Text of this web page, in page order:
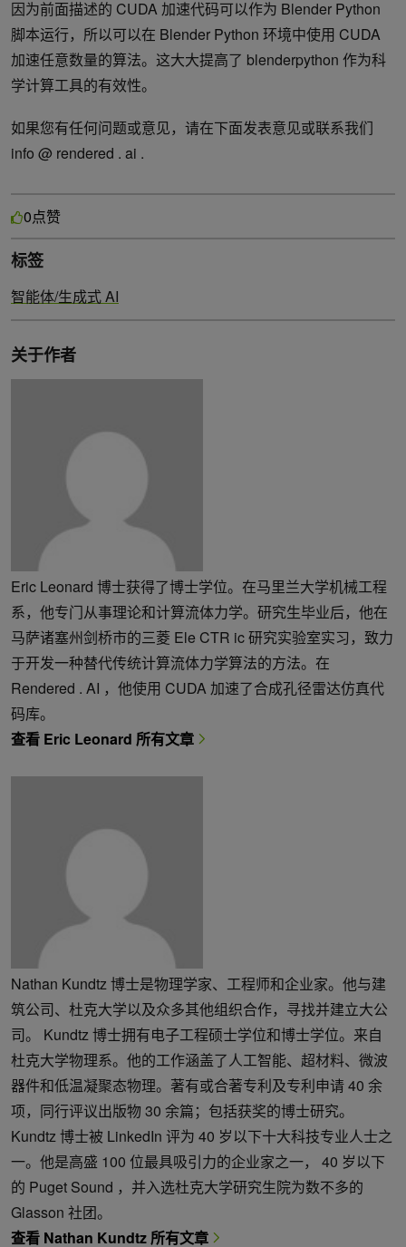
因为前面描述的 CUDA 加速代码可以作为 Blender Python
脚本运行，所以可以在 Blender Python 环境中使用 CUDA
加速任意数量的算法。这大大提高了 blenderpython 作为科
学计算工具的有效性。
如果您有任何问题或意见，请在下面发表意见或联系我们
info @ rendered . ai .
0点赞
标签
智能体/生成式 AI
关于作者
Eric Leonard 博士获得了博士学位。在马里兰大学机械工程
系，他专门从事理论和计算流体力学。研究生毕业后，他在
马萨诸塞州剑桥市的三菱 Ele CTR ic 研究实验室实习，致力
于开发一种替代传统计算流体力学算法的方法。在
Rendered . AI ，他使用 CUDA 加速了合成孔径雷达仿真代
码库。
查看 Eric Leonard 所有文章
Nathan Kundtz 博士是物理学家、工程师和企业家。他与建
筑公司、杜克大学以及众多其他组织合作，寻找并建立大公
司。 Kundtz 博士拥有电子工程硕士学位和博士学位。来自
杜克大学物理系。他的工作涵盖了人工智能、超材料、微波
器件和低温凝聚态物理。著有或合著专利及专利申请 40 余
项，同行评议出版物 30 余篇；包括获奖的博士研究。
Kundtz 博士被 LinkedIn 评为 40 岁以下十大科技专业人士之
一。他是高盛 100 位最具吸引力的企业家之一， 40 岁以下
的 Puget Sound ，并入选杜克大学研究生院为数不多的
Glasson 社团。
查看 Nathan Kundtz 所有文章